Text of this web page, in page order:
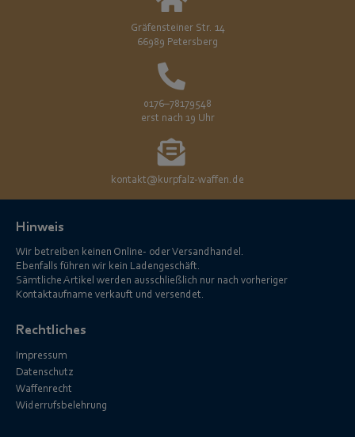
Gräfensteiner Str. 14
66989 Petersberg
0176–78179548
erst nach 19 Uhr
kontakt@kurpfalz-waffen.de
Hinweis
Wir betreiben keinen Online- oder Versandhandel.
Ebenfalls führen wir kein Ladengeschäft.
Sämtliche Artikel werden ausschließlich nur nach vorheriger
Kontaktaufname verkauft und versendet.
Rechtliches
Impressum
Datenschutz
Waffenrecht
Widerrufsbelehrung